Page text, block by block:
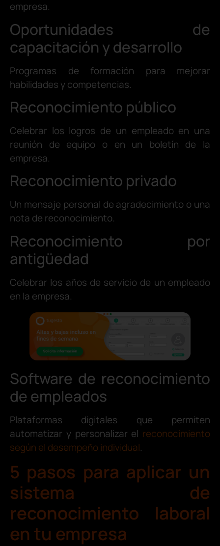
empresa.
Oportunidades de
capacitación y desarrollo
Programas de formación para mejorar
habilidades y competencias.
Reconocimiento público
Celebrar los logros de un empleado en una
reunión de equipo o en un boletín de la
empresa.
Reconocimiento privado
Un mensaje personal de agradecimiento o una
nota de reconocimiento.
Reconocimiento por
antigüedad
Celebrar los años de servicio de un empleado
en la empresa.
Software de reconocimiento
de empleados
Plataformas digitales que permiten
automatizar y personalizar el reconocimiento
según el desempeño individual.
5 pasos para aplicar un
sistema de
reconocimiento laboral
en tu empresa